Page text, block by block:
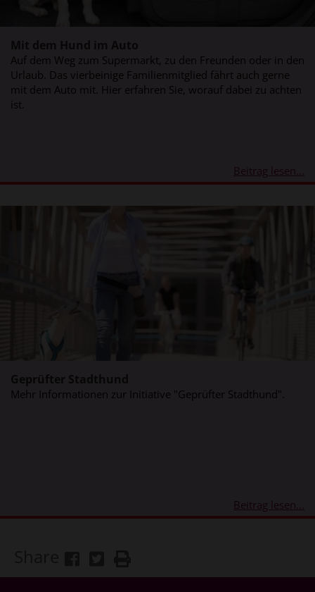
Auf dem Weg zum Supermarkt, zu den Freunden oder in den
Urlaub. Das vierbeinige Familienmitglied fährt auch gerne
mit dem Auto mit. Hier erfahren Sie, worauf dabei zu achten
ist.
Beitrag lesen...
Mehr Informationen zur Initiative "Geprüfter Stadthund".
Beitrag lesen...